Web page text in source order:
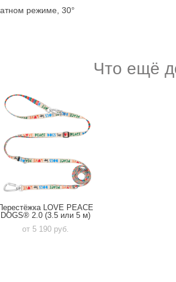
режиме, 30°
Что ещё
LOVE PEACE
DOGS® 2.0 (3.5 или 5 м)
от 5 190 pуб.